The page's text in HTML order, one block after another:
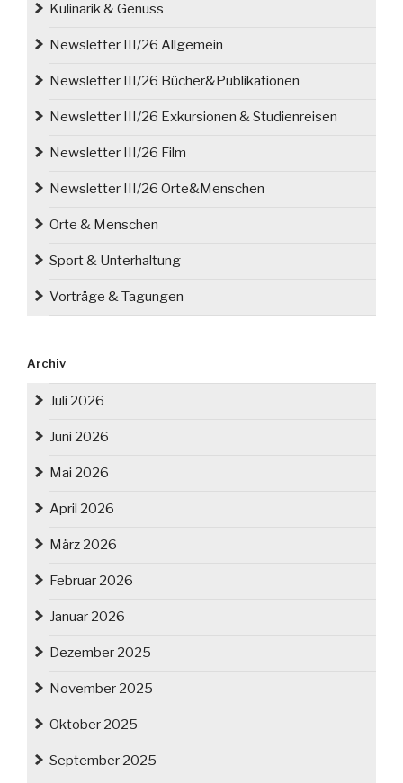
Kulinarik & Genuss
Newsletter III/26 Allgemein
Newsletter III/26 Bücher&Publikationen
Newsletter III/26 Exkursionen & Studienreisen
Newsletter III/26 Film
Newsletter III/26 Orte&Menschen
Orte & Menschen
Sport & Unterhaltung
Vorträge & Tagungen
Archiv
Juli 2026
Juni 2026
Mai 2026
April 2026
März 2026
Februar 2026
Januar 2026
Dezember 2025
November 2025
Oktober 2025
September 2025